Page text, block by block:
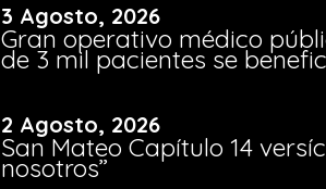
3 Agosto, 2026
Gran operativo médico
de 3 mil pacientes se
2 Agosto, 2026
San Mateo Capítulo 14
nosotros”